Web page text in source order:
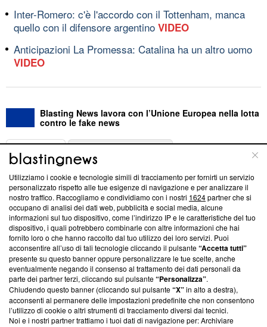
Inter-Romero: c'è l'accordo con il Tottenham, manca
quello con il difensore argentino VIDEO
Anticipazioni La Promessa: Catalina ha un altro uomo
VIDEO
Blasting News lavora con l’Unione Europea nella lotta
contro le fake news
ABOUT
Questa sezione offre informazioni trasparenti su Blasting
News, sui nostri processi editoriali e su come ci impegniamo a
creare news di qualità. Inoltre, afferma la nostra aderenza a
‘Trust Project - News with Integrity’Blasting News non è
ancora membro del programma, ma ha richiesto di farne
parte; Trust Project non ha ancora effettuato una verifica di
conformità agli standard.
Su di noi
Team editoriale
Corporate
Utilizziamo i cookie e tecnologie simili di tracciamento per fornirti un servizio
personalizzato rispetto alle tue esigenze di navigazione e per analizzare il
nostro traffico. Raccogliamo e condividiamo con i nostri 1624partner che si
occupano di analisi dei dati web, pubblicità e social media, alcune
informazioni sul tuo dispositivo, come l’indirizzo IP e le caratteristiche del tuo
dispositivo, i quali potrebbero combinarle con altre informazioni che hai
fornito loro o che hanno raccolto dal tuo utilizzo dei loro servizi. Puoi
acconsentire all’uso di tali tecnologie cliccando il pulsante“Accetta tutti”
presente su questo banner oppure personalizzare le tue scelte, anche
eventualmente negando il consenso al trattamento dei dati personali da
parte dei partner terzi, cliccando sul pulsante“Personalizza”.
Chiudendo questo banner (cliccando sul pulsante“X”in alto a destra),
acconsenti al permanere delle impostazioni predefinite che non consentono
l’utilizzo di cookie o altri strumenti di tracciamento diversi dai tecnici.
Noi e i nostri partner trattiamo i tuoi dati di navigazione per: Archiviare